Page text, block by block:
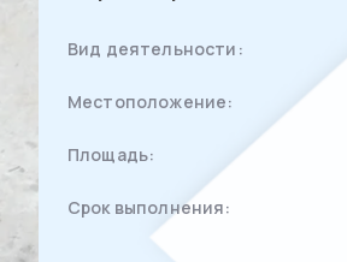
Вид деятельности:
Местоположение:
Площадь:
Срок выполнения: